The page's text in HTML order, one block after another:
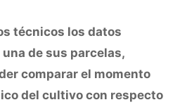
técnicos los datos
de sus parcelas,
comparar el momento
del cultivo con respecto